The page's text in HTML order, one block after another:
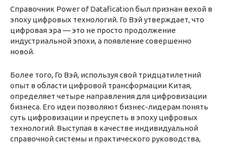
Справочник Power of Datafication был признан вехой в
эпоху цифровых технологий. Го Вэй утверждает, что
цифровая эра — это не просто продолжение
индустриальной эпохи, а появление совершенно
новой.
Более того, Го Вэй, используя свой тридцатилетний
опыт в области цифровой трансформации Китая,
определяет четыре направления для цифровизации
бизнеса. Его идеи позволяют бизнес-лидерам понять
суть цифровизации и преуспеть в эпоху цифровых
технологий. Выступая в качестве индивидуальной
справочной системы и практического руководства,